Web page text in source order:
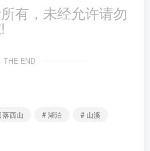
有，未经允许请勿
THE END
落西山 # 湖泊
# 山溪